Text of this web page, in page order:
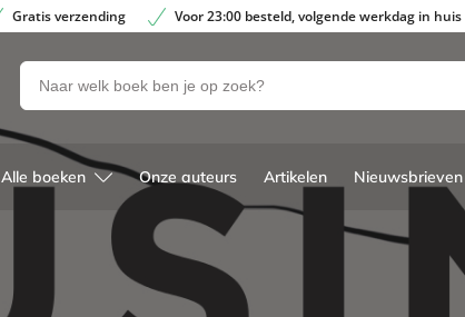
Gratis verzending Voor 23:00 besteld, volgende werkdag in huis
Zoeken
naar
boeken,
auteurs
en
Alle boeken Onze auteurs Artikelen Nieuwsbrieven